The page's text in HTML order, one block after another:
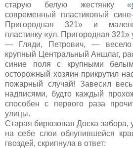
старую белую жестянку «
современный пластиковый
Пригородная 321» и
пластинку «ул. Пригородная 321»
— Гляди, Петрович, —
крупный Центральный Аншлаг,
синие поля с крупными
осторожный хозяин прикрутил
пожарный случай! Завесил
надписями, будто каждый
способен с первого раза
улицы.
Старая бирюзовая Доска
на себе слои облупившейся
гвоздей, скрипнула в ответ: